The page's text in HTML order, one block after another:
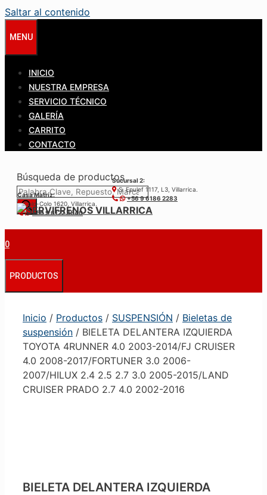
Saltar al contenido
MENU
INICIO
NUESTRA EMPRESA
SERVICIO TÉCNICO
GALERÍA
CARRITO
CONTACTO
Búsqueda de productos
Casa Matríz:
Colo-Colo 1620, Villarrica.
+56 9 6122 3840
Sucursal 2:
S. Epulef 1117, L3, Villarrica.
+56 9 6186 2283
0
PRODUCTOS
Inicio / Productos / SUSPENSIÓN / Bieletas de
suspensión / BIELETA DELANTERA IZQUIERDA
TOYOTA 4RUNNER 4.0 2003-2014/FJ CRUISER
4.0 2008-2017/FORTUNER 3.0 2006-
2007/HILUX 2.4 2.5 2.7 3.0 2005-2015/LAND
CRUISER PRADO 2.7 4.0 2002-2016
BIELETA DELANTERA IZQUIERDA